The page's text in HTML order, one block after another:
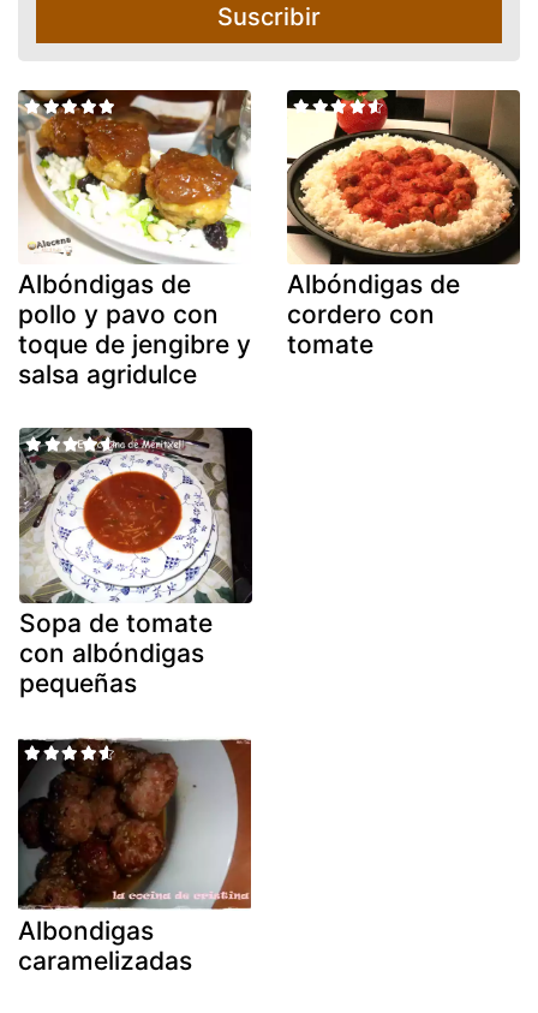
Suscribir
Albóndigas de
pollo y pavo con
toque de jengibre y
salsa agridulce
Albóndigas de
cordero con
tomate
Sopa de tomate
con albóndigas
pequeñas
Albondigas
caramelizadas